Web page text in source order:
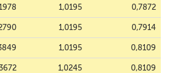
1,0195 0,7872
1,0195 0,7914
1,0195 0,8109
1,0245 0,8109